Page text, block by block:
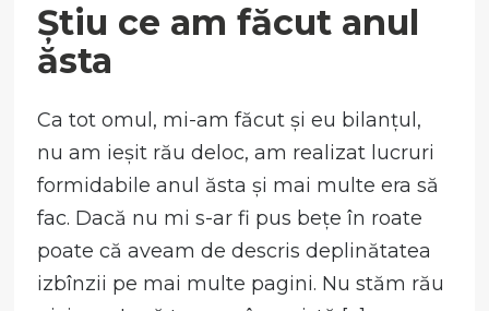
Știu ce am făcut anul
ăsta
Ca tot omul, mi-am făcut și eu bilanțul,
nu am ieșit rău deloc, am realizat lucruri
formidabile anul ăsta și mai multe era să
fac. Dacă nu mi s-ar fi pus bețe în roate
poate că aveam de descris deplinătatea
izbînzii pe mai multe pagini. Nu stăm rău